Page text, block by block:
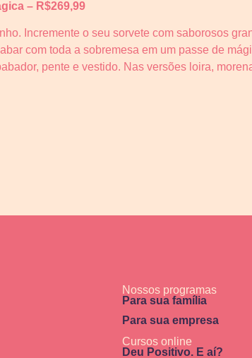
– R$269,99
Incremente o seu sorvete com saborosos
com toda a sobremesa em um passe de
pente e vestido. Nas versões loira,
Nossos programas
Para sua família
Para sua empresa
Cursos online
Deu Positivo. E aí?